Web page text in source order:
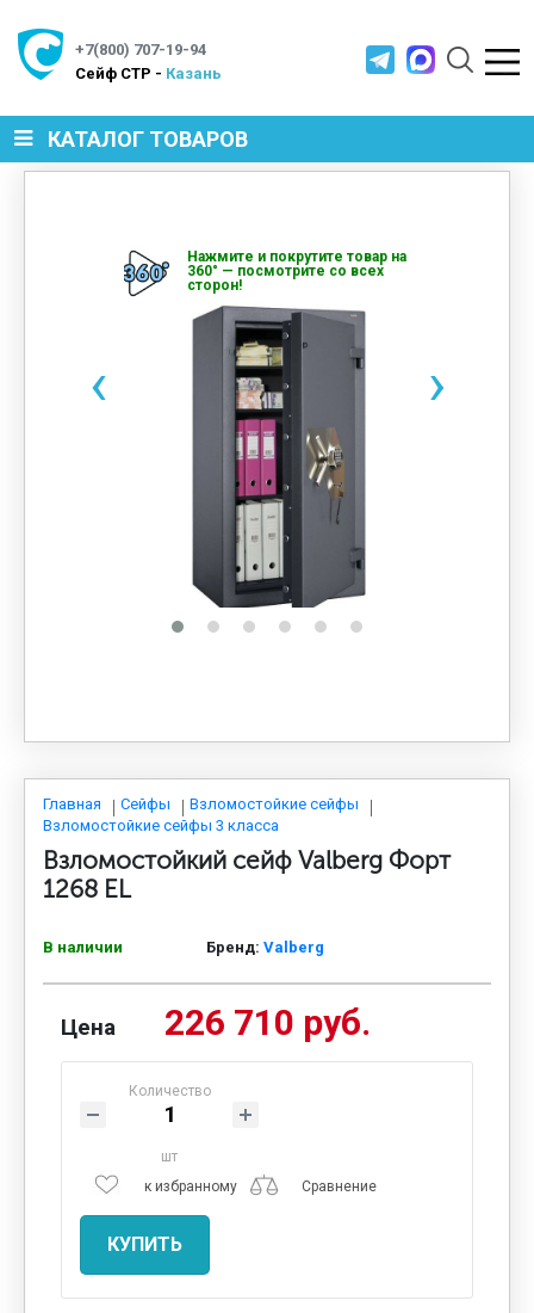
+7(800) 707-19-94
Cейф СТР - Казань
КАТАЛОГ ТОВАРОВ
МЕТАЛЛИЧЕСКАЯ МЕБЕЛЬ
МЕТАЛЛИЧЕСКИЕ СТЕЛЛАЖИ
ПРОИЗВОДСТВЕННАЯ МЕБЕЛЬ
МЕДИЦИНСКАЯ МЕБЕЛЬ
СИСТЕМЫ ХРАНЕНИЯ
МЕБЕЛЬ ДЛЯ ДОМА
МЕБЕЛЬ ДЛЯ СТОЛОВЫХ
Нажмите и покрутите товар на
360° — посмотрите со всех
сторон!
‹ ›
Главная Сейфы
Взломостойкие сейфы
Взломостойкие сейфы 3 класса
Взломостойкий сейф Valberg Форт
1268 EL
В наличии Бренд: Valberg
Цена 226 710 руб.
Количество
шт
к избранному
Сравнение
КУПИТЬ